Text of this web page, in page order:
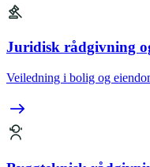
Juridisk rådgivning
Veiledning i bolig og